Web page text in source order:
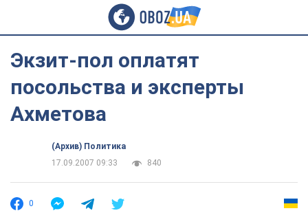
Экзит-пол оплатят
посольства и эксперты
Ахметова
(Архив) Политика
17.09.2007 09:33
840
0